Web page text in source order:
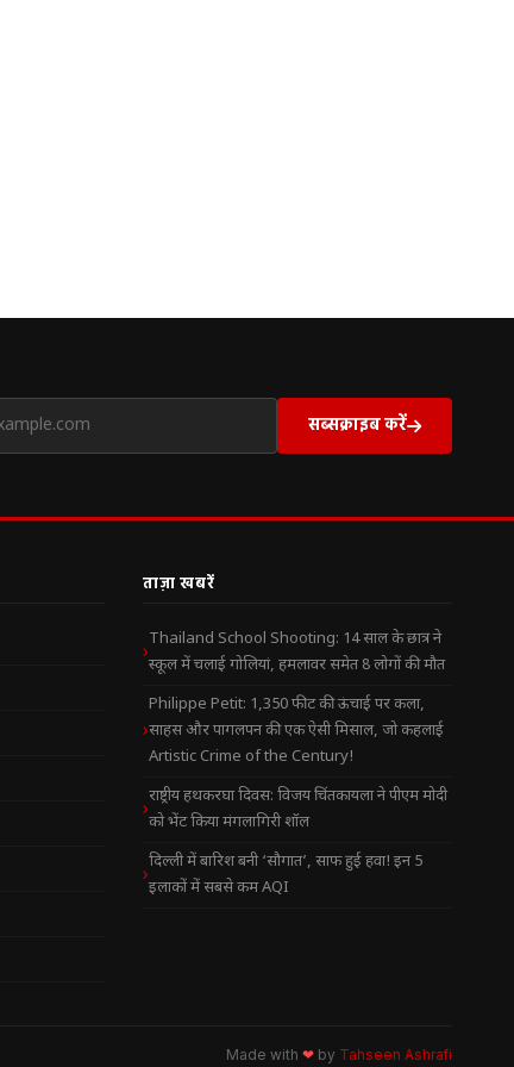
सब्सक्राइब करें
ताज़ा खबरें
Thailand School Shooting: 14 साल के छात्र ने
स्कूल में चलाई गोलियां, हमलावर समेत 8 लोगों की मौत
Philippe Petit: 1,350 फीट की ऊंचाई पर कला,
साहस और पागलपन की एक ऐसी मिसाल, जो कहलाई
Artistic Crime of the Century!
राष्ट्रीय हथकरघा दिवस: विजय चिंतकायला ने पीएम मोदी
को भेंट किया मंगलागिरी शॉल
दिल्ली में बारिश बनी ‘सौगात’, साफ हुई हवा! इन 5
इलाकों में सबसे कम AQI
Made with ❤ by Tahseen Ashrafi